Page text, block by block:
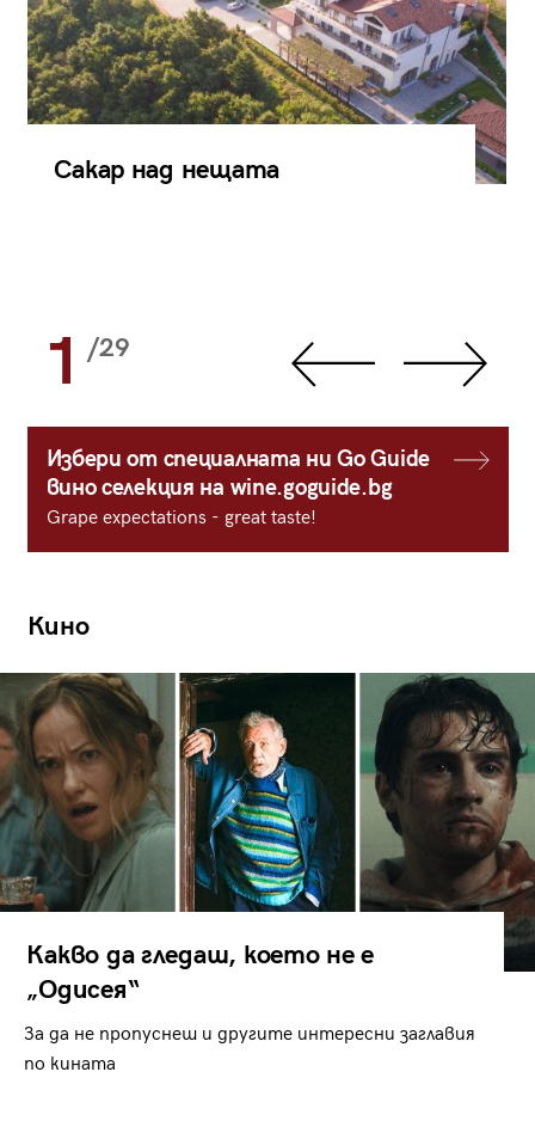
Сакар над нещата
1 /29
Избери от специалната ни Go Guide
вино селекция на wine.goguide.bg
Grape expectations - great taste!
Кино
Какво да гледаш, което не е
„Одисея“
За да не пропуснеш и другите интересни заглавия
по кината